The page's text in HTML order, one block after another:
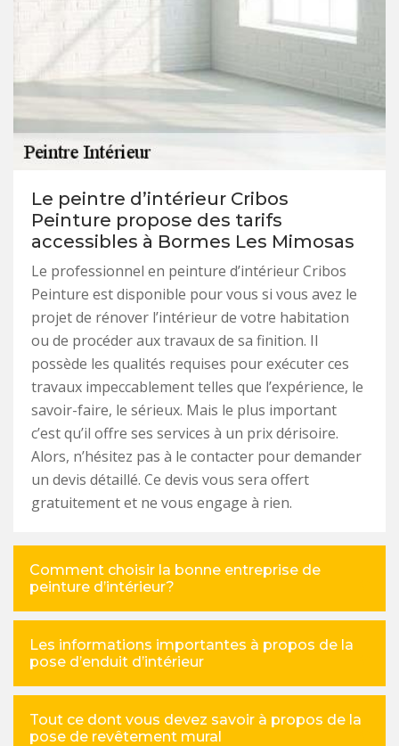
Le peintre d’intérieur Cribos
Peinture propose des tarifs
accessibles à Bormes Les Mimosas
Le professionnel en peinture d’intérieur Cribos
Peinture est disponible pour vous si vous avez le
projet de rénover l’intérieur de votre habitation
ou de procéder aux travaux de sa finition. Il
possède les qualités requises pour exécuter ces
travaux impeccablement telles que l’expérience, le
savoir-faire, le sérieux. Mais le plus important
c’est qu’il offre ses services à un prix dérisoire.
Alors, n’hésitez pas à le contacter pour demander
un devis détaillé. Ce devis vous sera offert
gratuitement et ne vous engage à rien.
Comment choisir la bonne entreprise de
peinture d’intérieur?
Les informations importantes à propos de la
pose d’enduit d’intérieur
Tout ce dont vous devez savoir à propos de la
pose de revêtement mural